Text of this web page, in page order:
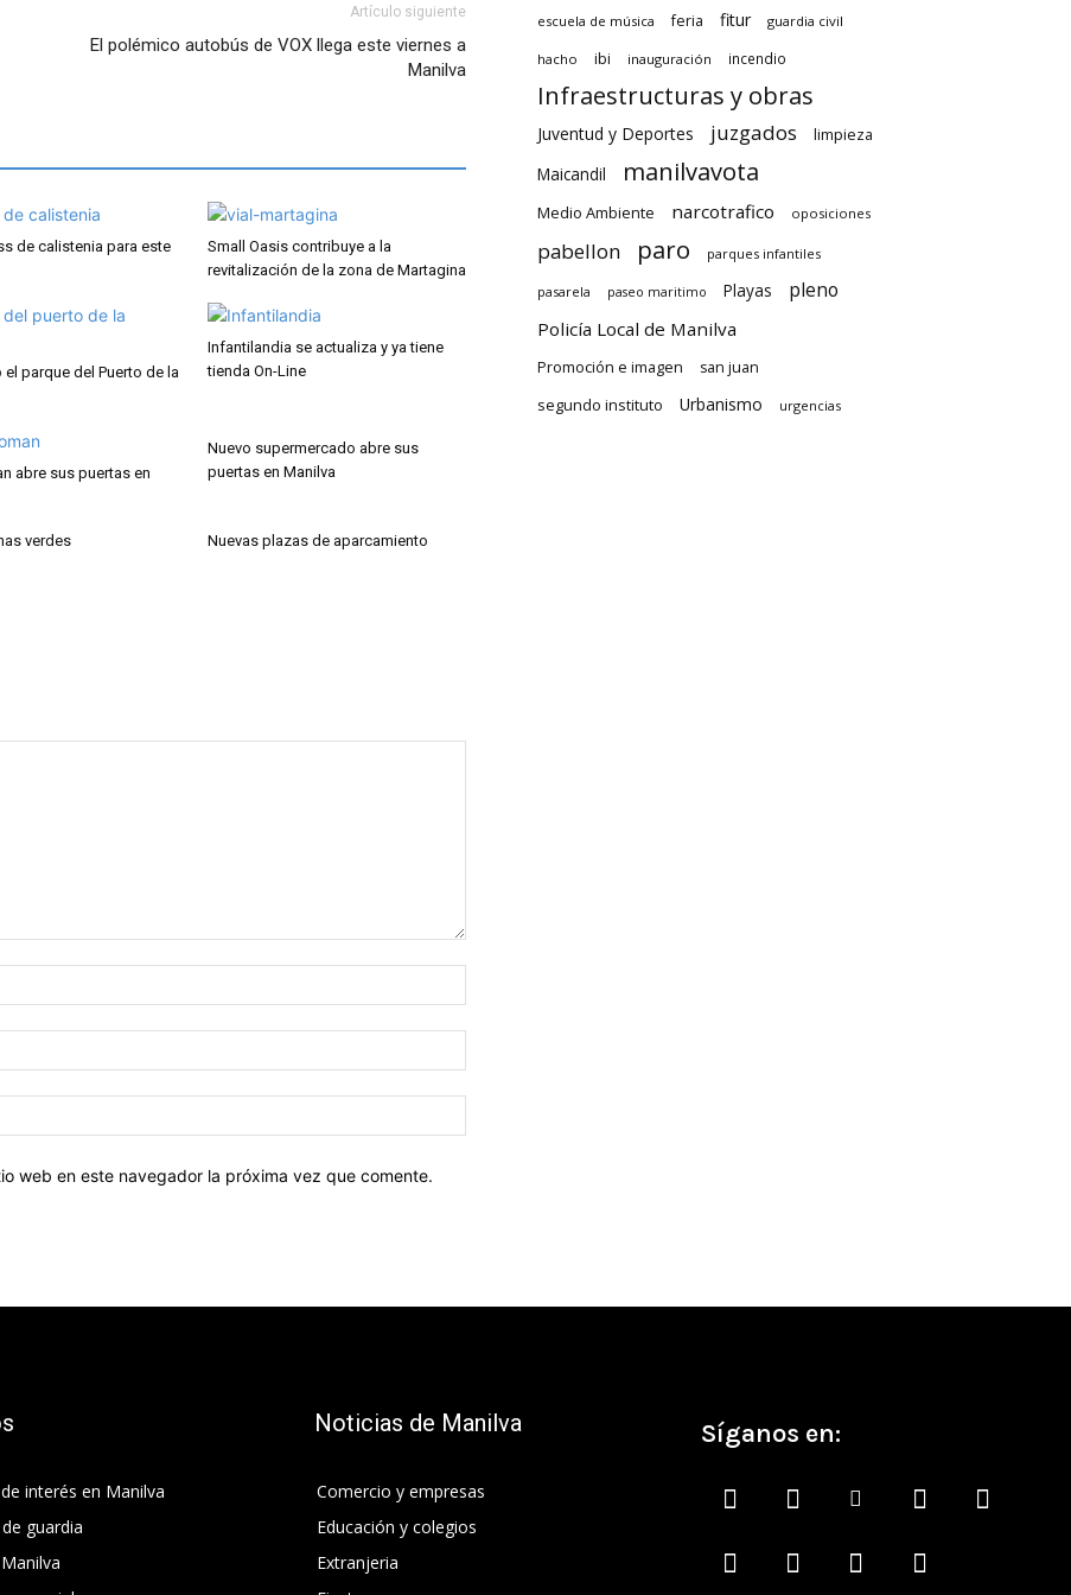
Artículo siguiente
El polémico autobús de VOX llega este viernes a
Manilva
de calistenia para este
Small Oasis contribuye a la
revitalización de la zona de Martagina
el parque del Puerto de la
Infantilandia se actualiza y ya tiene
tienda On-Line
abre sus puertas en
Nuevo supermercado abre sus
puertas en Manilva
verdes Nuevas plazas de aparcamiento
web en este navegador la próxima vez que comente.
escuela de música feria fitur guardia civil
hacho ibi inauguración incendio
Infraestructuras y obras
Juventud y Deportes juzgados
limpieza
Maicandil
manilvavota
Medio Ambiente narcotrafico oposiciones
pabellon paro parques infantiles
pasarela paseo maritimo Playas pleno
Policía Local de Manilva
Promoción e imagen san juan
segundo instituto Urbanismo urgencias
interés en Manilva
guardia
Noticias de Manilva
Comercio y empresas
Educación y colegios
Extranjeria
Síganos en: